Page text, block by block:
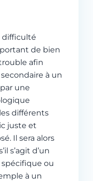
difficulté
de bien
afin
à un
une
différents
juste et
Il sera alors
s’agit d’un
ou
à un